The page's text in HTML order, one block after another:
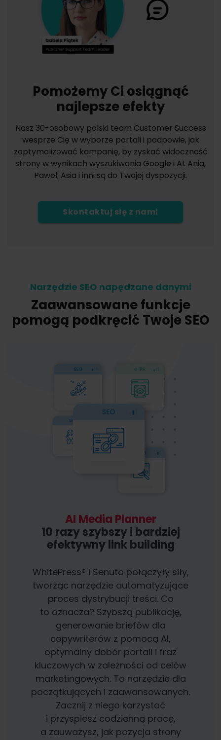
Pomożemy Ci osiągnąć
najlepsze efekty
Nasz 30-osobowy polski team Customer Success
wesprze Cię w wyborze portali i podpowie, jak
zoptymalizować kampanię, by zyskać widoczność
strony w wynikach wyszukiwania Google i AI. Ania,
Paweł, Asia i inni są do Twojej dyspozycji.
Skontaktuj się z nami
Narzędzie SEO napędzane danymi
Zaawansowane funkcje
pomogą podkręcić Twoje SEO
AI Media Planner
10 razy szybszy i bardziej
efektywny link building
WhitePress® i Senuto połączyły siły,
tworząc narzędzie automatyzujące
proces dystrybucji treści. Co
to oznacza? Szybszą publikację,
generowanie briefów dla
copywriterów z pomocą AI,
optymalny dobór portali i fraz
kluczowych w zależności od celów
marketingowych. To narzędzie dla
początkujących i zaawansowanych.
Zacznij z niego korzystać
i przyspiesz codzienną pracę,
a zauważysz, jak pozycja strony